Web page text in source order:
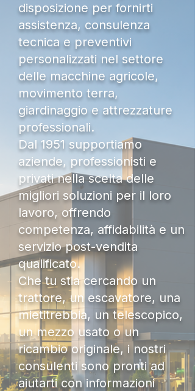
disposizione per fornirti
assistenza, consulenza
tecnica e preventivi
personalizzati nel settore
delle macchine agricole,
movimento terra,
giardinaggio e attrezzature
professionali.
Dal 1951 supportiamo
aziende, professionisti e
privati nella scelta delle
migliori soluzioni per il loro
lavoro, offrendo
competenza, affidabilità e un
servizio post-vendita
qualificato.
Che tu stia cercando un
trattore, un escavatore, una
mietitrebbia, un telescopico,
un mezzo usato o un
ricambio originale, i nostri
consulenti sono pronti ad
aiutarti con informazioni